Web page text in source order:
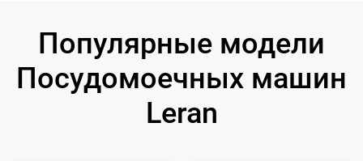
Популярные модели
Посудомоечных машин
Leran